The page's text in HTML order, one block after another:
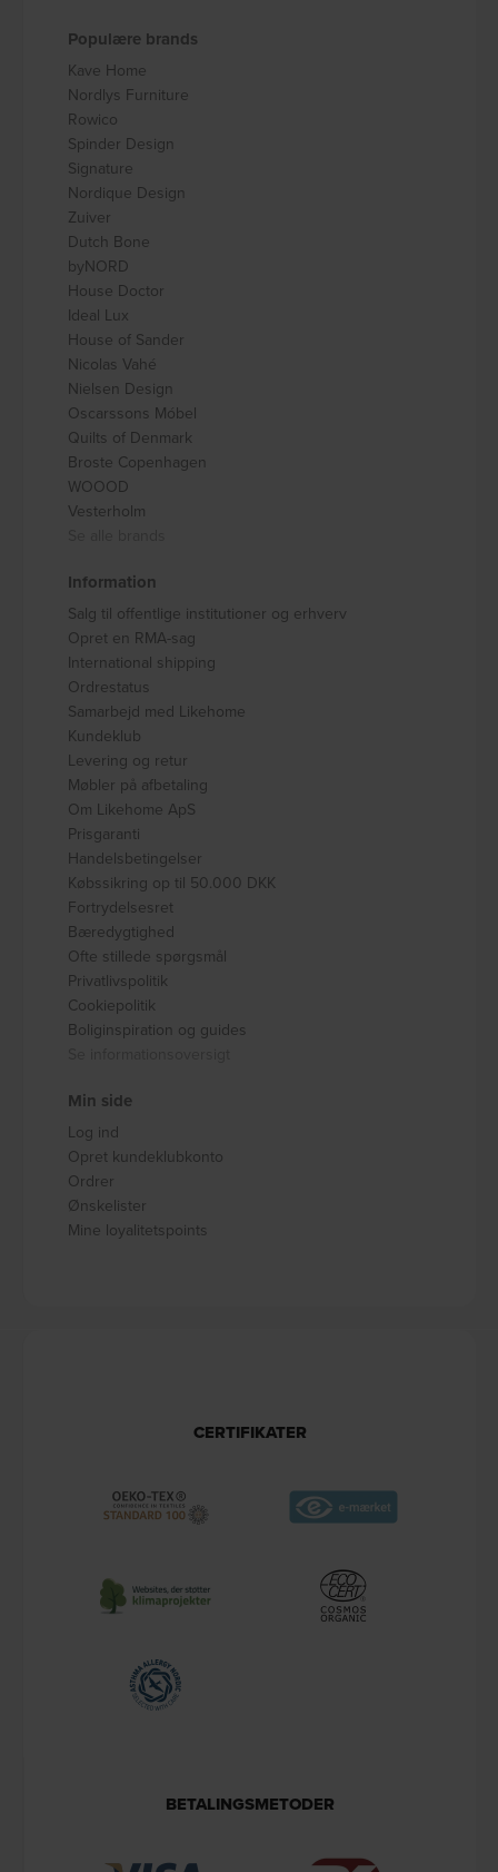
Populære brands
Kave Home
Nordlys Furniture
Rowico
Spinder Design
Signature
Nordique Design
Zuiver
Dutch Bone
byNORD
House Doctor
Ideal Lux
House of Sander
Nicolas Vahé
Nielsen Design
Oscarssons Móbel
Quilts of Denmark
Broste Copenhagen
WOOOD
Vesterholm
Information
Salg til offentlige institutioner og erhverv
Opret en RMA-sag
International shipping
Ordrestatus
Samarbejd med Likehome
Kundeklub
Levering og retur
Møbler på afbetaling
Om Likehome ApS
Prisgaranti
Handelsbetingelser
Købssikring op til 50.000 DKK
Fortrydelsesret
Bæredygtighed
Ofte stillede spørgsmål
Privatlivspolitik
Cookiepolitik
Boliginspiration og guides
Min side
Log ind
Opret kundeklubkonto
Ordrer
Ønskelister
Mine loyalitetspoints
CERTIFIKATER
BETALINGSMETODER